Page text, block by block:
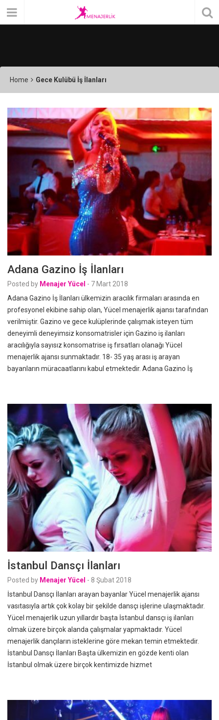
Home Gece Kulübü İş İlanları
Adana Gazino İş İlanları
Posted by Menajer Yücel - 7 Mart 2018
Adana Gazino İş İlanları ülkemizin aracılık firmaları arasında en
profesyonel ekibine sahip olan, Yücel menajerlik ajansı tarafından
verilmiştir. Gazino ve gece kulüplerinde çalışmak isteyen tüm
deneyimli deneyimsiz konsomatrisler için Gazino iş ilanları
aracılığıyla sayısız konsomatrise iş fırsatları olanağı Yücel
menajerlik ajansı sunmaktadır. 18- 35 yaş arası iş arayan
bayanların müracaatlarını kabul etmektedir. Adana Gazino İş
İstanbul Dansçı İlanları
Posted by Menajer Yücel - 8 Şubat 2018
İstanbul Dansçı İlanları arayan bayanlar Yücel menajerlik ajansı
vasıtasıyla artık çok kolay bir şekilde dansçı işlerine ulaşmaktadır.
Yücel menajerlik uzun yıllardır başta İstanbul dansçı iş ilanları
olmak üzere birçok alanda çalışmalar yapmaktadır. Yücel
menajerlik dançıların isteklerine göre mekan temin etmektedir.
İstanbul Dansçı İlanları Başta ülkemizin en gözde kenti olan
İstanbul olmak üzere birçok kentimizde hizmet